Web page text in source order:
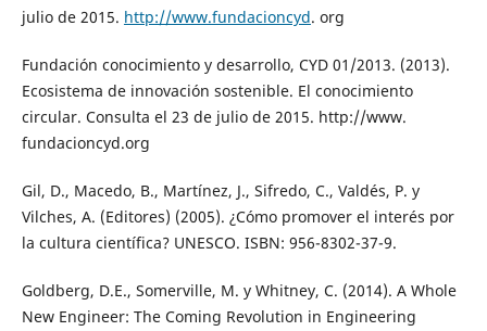
julio de 2015. http://www.fundacioncyd. org
Fundación conocimiento y desarrollo, CYD 01/2013. (2013).
Ecosistema de innovación sostenible. El conocimiento
circular. Consulta el 23 de julio de 2015. http://www.
fundacioncyd.org
Gil, D., Macedo, B., Martínez, J., Sifredo, C., Valdés, P. y
Vilches, A. (Editores) (2005). ¿Cómo promover el interés por
la cultura científica? UNESCO. ISBN: 956-8302-37-9.
Goldberg, D.E., Somerville, M. y Whitney, C. (2014). A Whole
New Engineer: The Coming Revolution in Engineering